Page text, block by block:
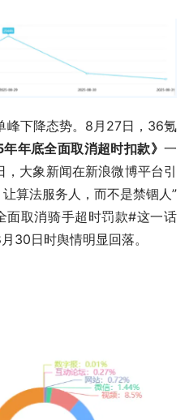
峰下降态势。8月27日，36氪
年年底全面取消超时扣款》一
大象新闻在新浪微博平台引
让算法服务人，而不是禁锢人”
面取消骑手超时罚款#这一话
30日时舆情明显回落。